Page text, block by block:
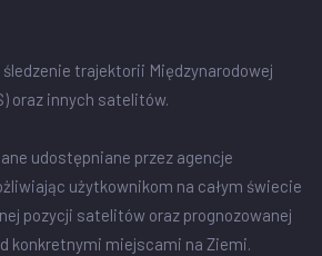
trajektorii Międzynarodowej
oraz innych satelitów.
udostępniane przez agencje
użytkownikom na całym świecie
pozycji satelitów oraz prognozowanej
konkretnymi miejscami na Ziemi.